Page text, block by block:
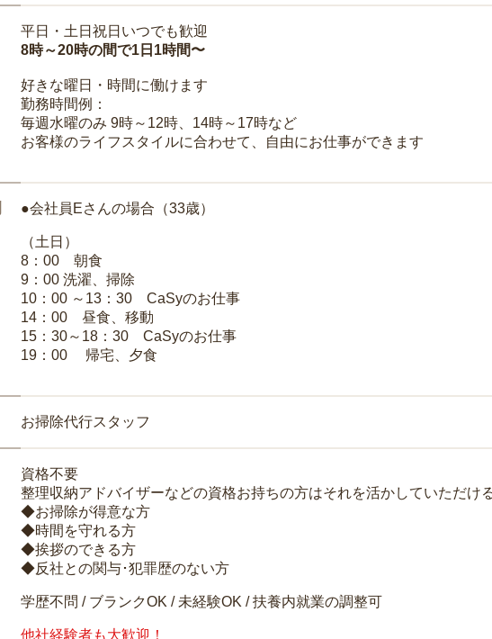
平日・土日祝日いつでも歓迎
8時～20時の間で1日1時間〜
好きな曜日・時間に働けます
勤務時間例：
毎週水曜のみ 9時～12時、14時～17時など
お客様のライフスタイルに合わせて、自由にお仕事ができます
●会社員Eさんの場合（33歳）
（土日）
8：00 朝食
9：00 洗濯、掃除
10：00 ～13：30 CaSyのお仕事
14：00 昼食、移動
15：30～18：30 CaSyのお仕事
19：00 帰宅、夕食
お掃除代行スタッフ
資格不要
整理収納アドバイザーなどの資格お持ちの方はそれを活かしていただけ
◆お掃除が得意な方
◆時間を守れる方
◆挨拶のできる方
◆反社との関与･犯罪歴のない方
学歴不問 / ブランクOK / 未経験OK / 扶養内就業の調整可
他社経験者も大歓迎！